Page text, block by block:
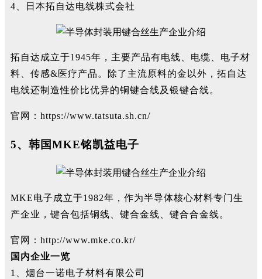
4、日本拓自达电线株式会社
拓自达成立于1945年，主要产品有电线、电缆、电子材
料、传感&医疗产品。除了主流原料的金以外，拓自达
电线还制造性价比优异的铜键合线及银键合线。
官网：https://www.tatsuta.sh.cn/
5、韩国MKE铭凯益电子
MKE电子成立于1982年，作为半导体核心材料专门生
产企业，键合包括铜线、键合金线、键合合金线。
官网：http://www.mke.co.kr/
国内企业一览
1、烟台一诺电子材料有限公司